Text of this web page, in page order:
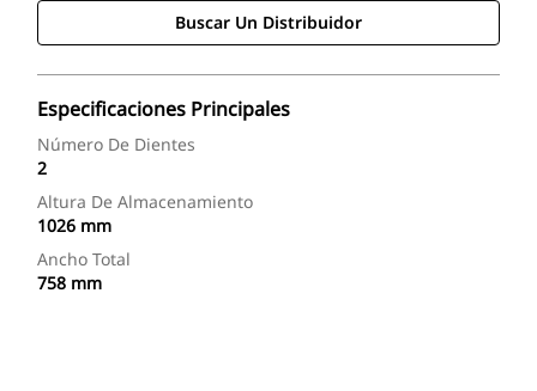
Buscar Un Distribuidor
Especificaciones Principales
Número De Dientes
2
Altura De Almacenamiento
1026 mm
Ancho Total
758 mm